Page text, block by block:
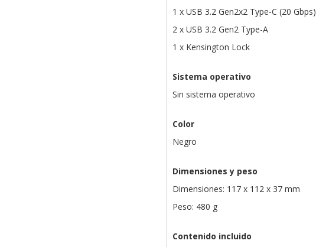
1 x USB 3.2 Gen2x2 Type-C (20 Gbps)
2 x USB 3.2 Gen2 Type-A
1 x Kensington Lock
Sistema operativo
Sin sistema operativo
Color
Negro
Dimensiones y peso
Dimensiones: 117 x 112 x 37 mm
Peso: 480 g
Contenido incluido